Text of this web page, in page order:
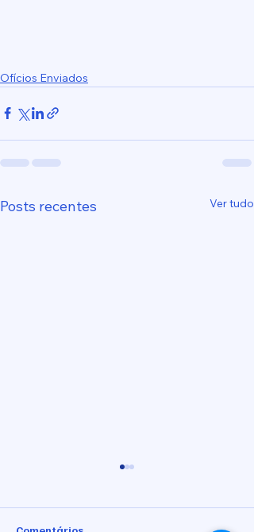
Ofícios Enviados
Posts recentes Ver tudo